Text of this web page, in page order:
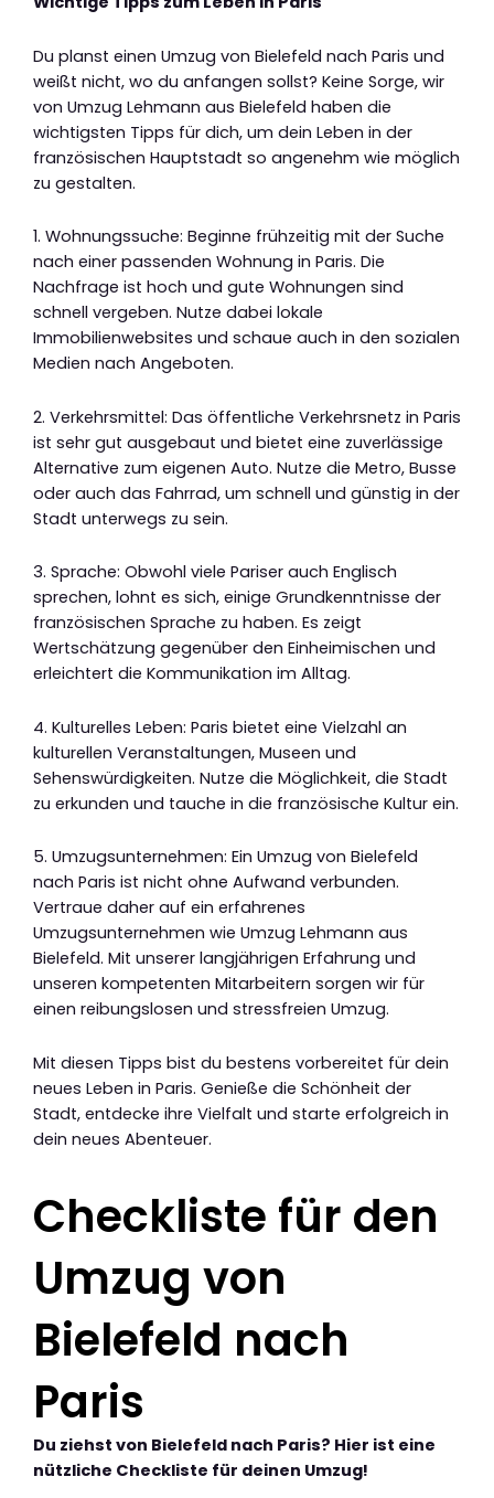
Du planst einen Umzug von Bielefeld nach Paris und
weißt nicht, wo du anfangen sollst? Keine Sorge, wir
von Umzug Lehmann aus Bielefeld haben die
wichtigsten Tipps für dich, um dein Leben in der
französischen Hauptstadt so angenehm wie möglich
zu gestalten.
1. Wohnungssuche: Beginne frühzeitig mit der Suche
nach einer passenden Wohnung in Paris. Die
Nachfrage ist hoch und gute Wohnungen sind
schnell vergeben. Nutze dabei lokale
Immobilienwebsites und schaue auch in den sozialen
Medien nach Angeboten.
2. Verkehrsmittel: Das öffentliche Verkehrsnetz in Paris
ist sehr gut ausgebaut und bietet eine zuverlässige
Alternative zum eigenen Auto. Nutze die Metro, Busse
oder auch das Fahrrad, um schnell und günstig in der
Stadt unterwegs zu sein.
3. Sprache: Obwohl viele Pariser auch Englisch
sprechen, lohnt es sich, einige Grundkenntnisse der
französischen Sprache zu haben. Es zeigt
Wertschätzung gegenüber den Einheimischen und
erleichtert die Kommunikation im Alltag.
4. Kulturelles Leben: Paris bietet eine Vielzahl an
kulturellen Veranstaltungen, Museen und
Sehenswürdigkeiten. Nutze die Möglichkeit, die Stadt
zu erkunden und tauche in die französische Kultur ein.
5. Umzugsunternehmen: Ein Umzug von Bielefeld
nach Paris ist nicht ohne Aufwand verbunden.
Vertraue daher auf ein erfahrenes
Umzugsunternehmen wie Umzug Lehmann aus
Bielefeld. Mit unserer langjährigen Erfahrung und
unseren kompetenten Mitarbeitern sorgen wir für
einen reibungslosen und stressfreien Umzug.
Mit diesen Tipps bist du bestens vorbereitet für dein
neues Leben in Paris. Genieße die Schönheit der
Stadt, entdecke ihre Vielfalt und starte erfolgreich in
dein neues Abenteuer.
Checkliste für den
Umzug von
Bielefeld nach
Paris
Du ziehst von Bielefeld nach Paris? Hier ist eine
nützliche Checkliste für deinen Umzug!